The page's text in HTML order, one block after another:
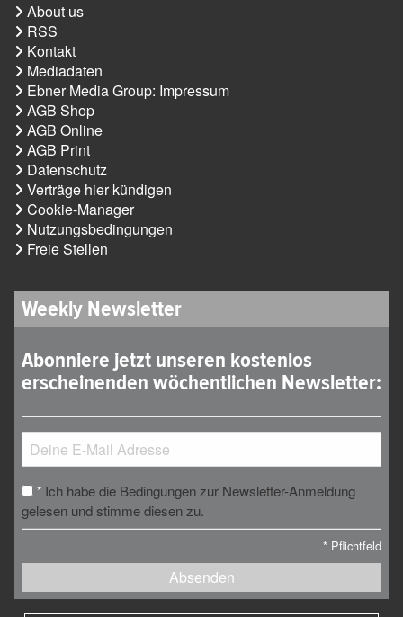
About us
RSS
Kontakt
Mediadaten
Ebner Media Group: Impressum
AGB Shop
AGB Online
AGB Print
Datenschutz
Verträge hier kündigen
Cookie-Manager
Nutzungsbedingungen
Freie Stellen
Weekly Newsletter
Abonniere jetzt unseren kostenlos
erscheinenden wöchentlichen Newsletter:
* Ich habe die Bedingungen zur Newsletter-Anmeldung
gelesen und stimme diesen zu.
* Pflichtfeld
Absenden